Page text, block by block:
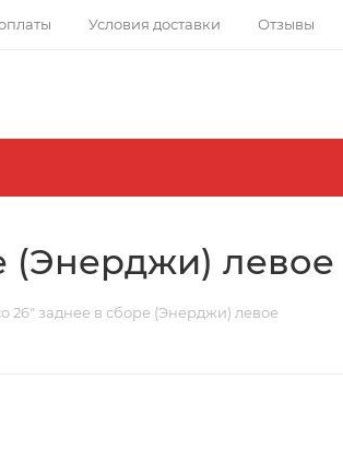
Условия доставки Отзывы
(Энерджи) левое
26" заднее в сборе (Энерджи) левое